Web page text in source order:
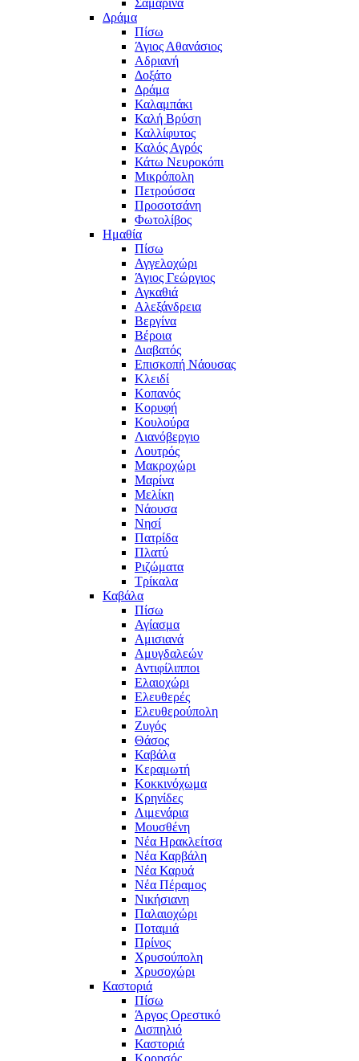
Σαμαρίνα
Δράμα
Πίσω
Άγιος Αθανάσιος
Αδριανή
Δοξάτο
Δράμα
Καλαμπάκι
Καλή Βρύση
Καλλίφυτος
Καλός Αγρός
Κάτω Νευροκόπι
Μικρόπολη
Πετρούσσα
Προσοτσάνη
Φωτολίβος
Ημαθία
Πίσω
Αγγελοχώρι
Άγιος Γεώργιος
Αγκαθιά
Αλεξάνδρεια
Βεργίνα
Βέροια
Διαβατός
Επισκοπή Νάουσας
Κλειδί
Κοπανός
Κορυφή
Κουλούρα
Λιανόβεργιο
Λουτρός
Μακροχώρι
Μαρίνα
Μελίκη
Νάουσα
Νησί
Πατρίδα
Πλατύ
Ριζώματα
Τρίκαλα
Καβάλα
Πίσω
Αγίασμα
Αμισιανά
Αμυγδαλεών
Αντιφίλιπποι
Ελαιοχώρι
Ελευθερές
Ελευθερούπολη
Ζυγός
Θάσος
Καβάλα
Κεραμωτή
Κοκκινόχωμα
Κρηνίδες
Λιμενάρια
Μουσθένη
Νέα Ηρακλείτσα
Νέα Καρβάλη
Νέα Καρυά
Νέα Πέραμος
Νικήσιανη
Παλαιοχώρι
Ποταμιά
Πρίνος
Χρυσούπολη
Χρυσοχώρι
Καστοριά
Πίσω
Άργος Ορεστικό
Δισπηλιό
Καστοριά
Κορησός